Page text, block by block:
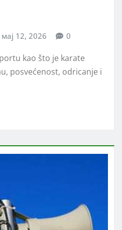
мај 12, 2026 0
kao što je karate
posvećenost, odricanje i